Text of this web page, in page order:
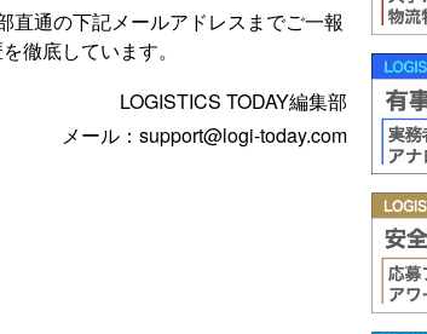
直通の下記メールアドレスまでご一報
徹底しています。
LOGISTICS TODAY編集部
メール：support@logi-today.com